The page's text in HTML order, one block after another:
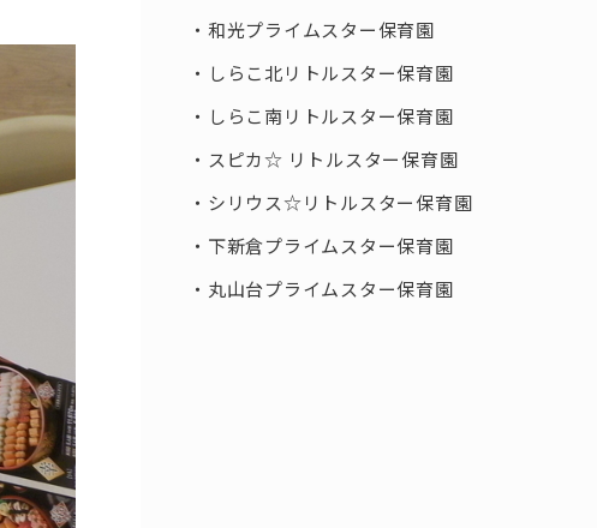
和光プライムスター保育園
しらこ北リトルスター保育園
しらこ南リトルスター保育園
スピカ☆ リトルスター保育園
シリウス☆リトルスター保育園
下新倉プライムスター保育園
丸山台プライムスター保育園